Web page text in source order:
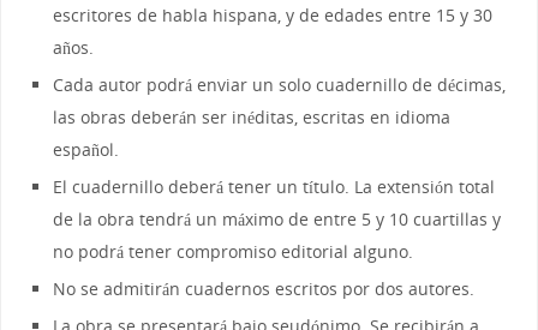
escritores de habla hispana, y de edades entre 15 y 30
años.
Cada autor podrá enviar un solo cuadernillo de décimas,
las obras deberán ser inéditas, escritas en idioma
español.
El cuadernillo deberá tener un título. La extensión total
de la obra tendrá un máximo de entre 5 y 10 cuartillas y
no podrá tener compromiso editorial alguno.
No se admitirán cuadernos escritos por dos autores.